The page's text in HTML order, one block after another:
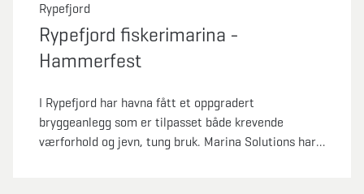
Rypefjord
Rypefjord fiskerimarina -
Hammerfest
I Rypefjord har havna fått et oppgradert
bryggeanlegg som er tilpasset både krevende
værforhold og jevn, tung bruk. Marina Solutions har